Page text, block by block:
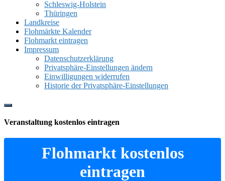
Schleswig-Holstein
Thüringen
Landkreise
Flohmärkte Kalender
Flohmarkt eintragen
Impressum
Datenschutzerklärung
Privatsphäre-Einstellungen ändern
Einwilligungen widerrufen
Historie der Privatsphäre-Einstellungen
Show
Content
Veranstaltung kostenlos eintragen
Flohmarkt kostenlos
eintragen